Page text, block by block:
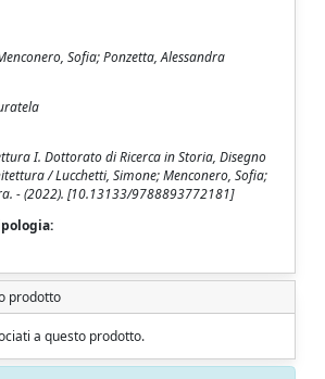
Sofia; Ponzetta, Alessandra
I. Dottorato di Ricerca in Storia, Disegno
/ Lucchetti, Simone; Menconero, Sofia;
- (2022). [10.13133/9788893772181]
prodotto
a questo prodotto.